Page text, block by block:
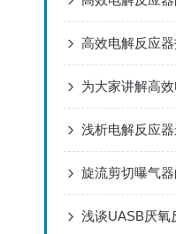
浅析电解反应
旋流剪切曝气
浅谈UASB厌氧